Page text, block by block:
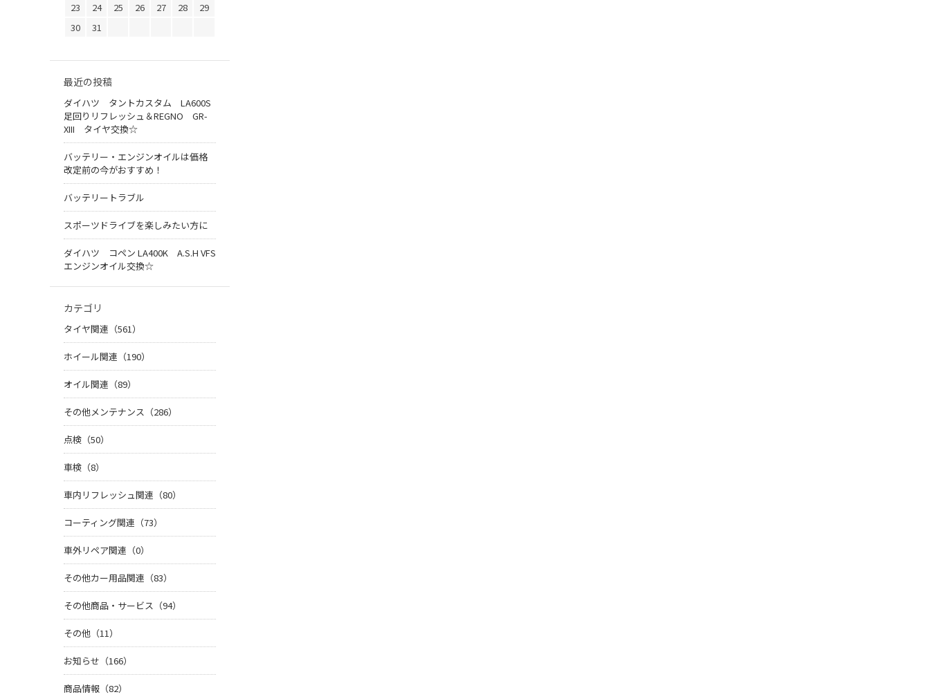
23
24 25 26 27 28
29
30
31
最近の投稿
ダイハツ タントカスタム LA600S
足回りリフレッシュ＆REGNO GR-
XIII タイヤ交換☆
バッテリー・エンジンオイルは価格
改定前の今がおすすめ！
バッテリートラブル
スポーツドライブを楽しみたい方に
ダイハツ コペン LA400K A.S.H VFS
エンジンオイル交換☆
カテゴリ
タイヤ関連（561）
ホイール関連（190）
オイル関連（89）
その他メンテナンス（286）
点検（50）
車検（8）
車内リフレッシュ関連（80）
コーティング関連（73）
車外リペア関連（0）
その他カー用品関連（83）
その他商品・サービス（94）
その他（11）
お知らせ（166）
商品情報（82）